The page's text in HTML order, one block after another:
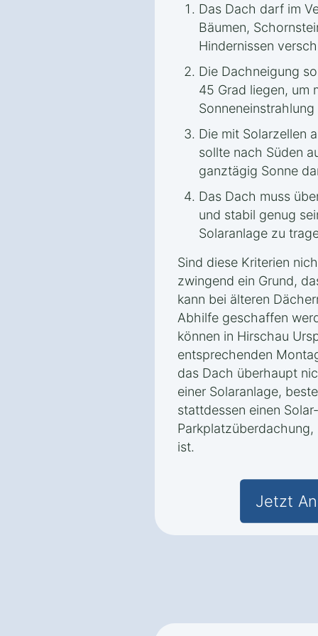
Das Dach darf im
Bäumen,
Hindernissen
Die Dachneigung
45 Grad liegen, um
Die mit Solarzellen
sollte nach Süden
ganztägig Sonne
Das Dach muss
und stabil genug
Solaranlage zu
Sind diese Kriterien
zwingend ein Grund,
kann bei älteren
Abhilfe geschaffen
können in Hirschau
entsprechenden
das Dach überhaupt
einer Solaranlage,
stattdessen einen
ist.
Jetzt